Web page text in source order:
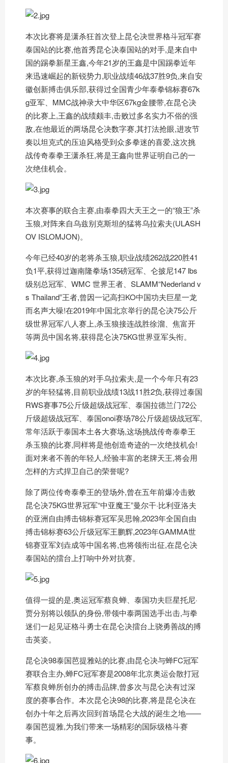
本次比赛将是潇杀狂首次登上昆仑决世界格斗冠军赛
泰国站的比赛,他首秀昆仑决泰国站的对手,是来自中
国的踢拳新星王鑫,今年21岁的王鑫是中国踢拳近年
来迅速崛起的新锐势力,职业战绩46战37胜9负,来自安
徽创新搏击俱乐部,获得过全国青少年泰拳锦标赛67k
g亚军、MMC战神录大中华区67kg金腰带,在昆仑决
的比赛上,王鑫的战绩颇丰,击败过多名实力不俗的强
敌,在他最近的两场昆仑决数字赛,其打法抢眼,进攻节
奏以坦克式的压迫风格受到众多拳迷的喜爱,这次挑
战传奇泰拳王潇杀狂,将是王鑫向世界证明自己的一
次绝佳机会。
本次赛事的联合主赛,由泰拳四大天王之一的“狼王”杀
玉狼,对阵来自乌兹别克斯坦的猛将乌拉索夫(ULASH
OV ISLOMJON)。
今年已经40岁的老将杀玉狼,职业战绩262战220胜41
负1平,获得过迦南隆拳场135磅冠军、仑披尼147 lbs
级别总冠军、WMC 世界王者、SLAMM“Nederland v
s Thailand”王者,曾因一记高扫KO中国功夫巨星一龙
而名声大噪!在2019年中国北京举行的昆仑决75公斤
级世界冠军八人赛上,杀玉狼接连战胜徐溜、焦富开
等两员中国名将,获得昆仑决75KG世界亚军头衔。
本次比赛,杀玉狼的对手乌拉索夫,是一个今年只有23
岁的年轻猛将,目前职业战绩13战11胜2负,获得过泰国
RWS赛事75公斤级超级战冠军、泰国拉德兰门72公
斤级超级战冠军、泰国onoi赛场78公斤级超级战冠军,
常年活跃于泰国本土各大赛场,这场挑战传奇泰拳王
杀玉狼的比赛,同样将是他创造奇迹的一次绝技机会!
面对来者不善的年轻人,经验丰富的老牌天王,将会用
怎样的方式捍卫自己的荣誉呢?
除了两位传奇泰拳王的登场外,曾在五年前爆冷击败
昆仑决75KG世界冠军“中亚魔王”曼尔干·比利亚洛夫
的亚洲自由搏击锦标赛冠军吴思翰,2023年全国自由
搏击锦标赛63公斤级冠军王鹏辉,2023年GAMMA世
锦赛亚军刘垚成等中国名将,也将领衔出征,在昆仑决
泰国站的擂台上打响中外对抗赛。
值得一提的是,奥运冠军蔡良蝉、泰国功夫巨星托尼·
贾分别将以领队的身份,带领中泰两国选手出击,与拳
迷们一起见证格斗勇士在昆仑决擂台上骁勇善战的搏
击英姿。
昆仑决98泰国芭提雅站的比赛,由昆仑决与蝉FC冠军
赛联合主办,蝉FC冠军赛是2008年北京奥运会散打冠
军蔡良蝉所创办的搏击品牌,曾多次与昆仑决有过深
度的赛事合作。本次昆仑决98的比赛,将是昆仑决在
创办十年之后再次回到首场昆仑大战的诞生之地——
泰国芭提雅,为我们带来一场精彩的国际级格斗赛
事。